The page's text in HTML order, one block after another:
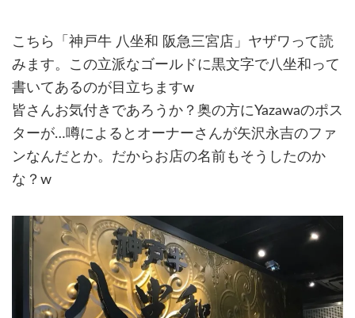
こちら「神戸牛 八坐和 阪急三宮店」ヤザワって読
みます。この立派なゴールドに黒文字で八坐和って
書いてあるのが目立ちますw
皆さんお気付きであろうか？奥の方にYazawaのポス
ターが…噂によるとオーナーさんが矢沢永吉のファ
ンなんだとか。だからお店の名前もそうしたのか
な？w